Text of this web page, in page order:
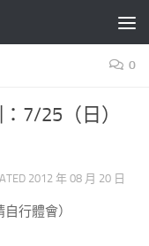
0
7/25（日）
2012 年 08 月 20 日
自行體會）